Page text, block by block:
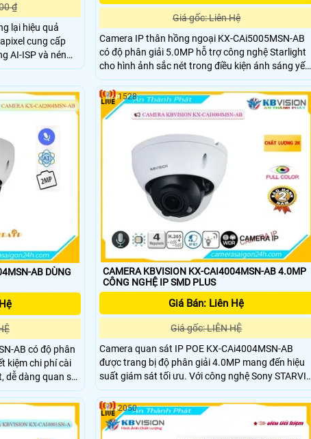
₫
lại hiệu quả
cung cấp
AI-ISP và nén
lượng lưu trữ.
biệt người/xe
Giá gốc: Liên Hệ
Camera IP thân hồng ngoại KX-CAi5005MSN-AB
có độ phân giải 5.0MP hỗ trợ công nghệ Starlight
cho hình ảnh sắc nét trong điều kiện ánh sáng
Với chuẩn nén H.265+ chống ngược sáng WDR
120dB và tầm xa hồng ngoại 60m đảm bảo giám
sát hiệu quả cả ngày lẫn đêm. Còn tích hợp AI
phân biệt người và xe, hỗ trợ thẻ nhớ 256GB, PoE
và đạt chuẩn chống bụi nước IP67, phù hợp lắp
đặt ngoài trời.
AB DÙNG
AB có độ phân
kiệm chi phí cài
dễ dàng quan sát
CAMERA KBVISION KX-CAI4004MSN-AB 4.0MP
CÔNG NGHỆ IP SMD PLUS
Giá Bán: Liên Hệ
Giá gốc: LIÊN HỆ
Camera quan sát IP POE KX-CAi4004MSN-AB
được trang bị độ phân giải 4.0MP mang đến hiệu
suất giám sát tối ưu. Với công nghệ Sony STARVIS
CMOS cho hình ảnh sáng đẹp, rõ nét ngay cả vào
ban đêm kết hợp giao thức ONVIF giúp camera
thích hợp cho các công trình cao cấp.
1528
2050